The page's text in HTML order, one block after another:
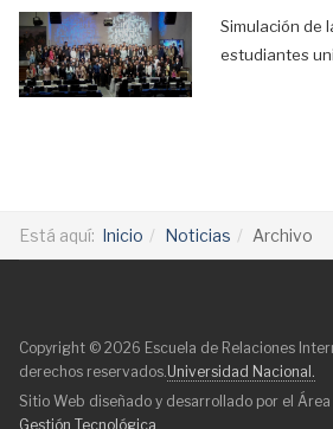
Simulación de
estudiantes
Está aquí: Inicio Noticias Archivo
Copyright © 2026 Escuela de Relaciones
derechos reservados.Universidad Nacional.
Sitio Web diseñado y desarrollado por el Área
Gestión Tecnológica